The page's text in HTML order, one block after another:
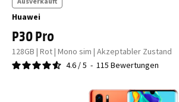
Huawei
P30 Pro
128GB | Rot | Mono sim | Akzeptabler Zustand
4.6 /5 - 115 Bewertungen